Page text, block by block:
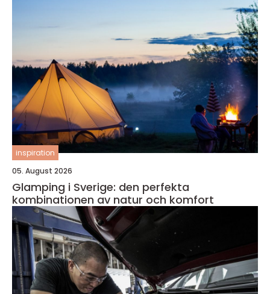
inspiration
05. August 2026
Glamping i Sverige: den perfekta
kombinationen av natur och komfort